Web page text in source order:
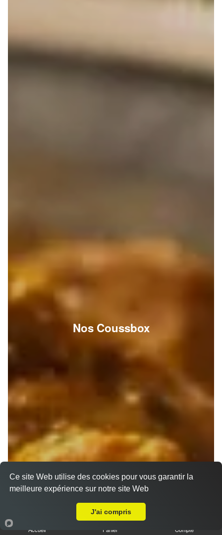
Nos Coussbox
Accueil Panier Compte
Ce site Web utilise des cookies pour vous garantir la
meilleure expérience sur notre site Web
J'ai compris